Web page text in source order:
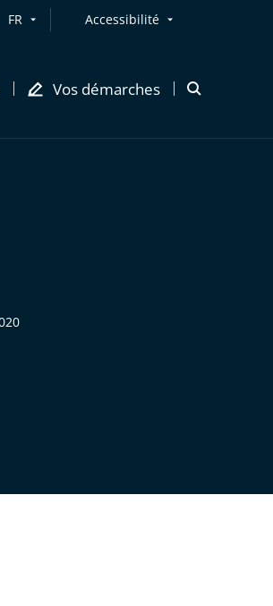
FR Accessibilité
Vos démarches
Ouvrir